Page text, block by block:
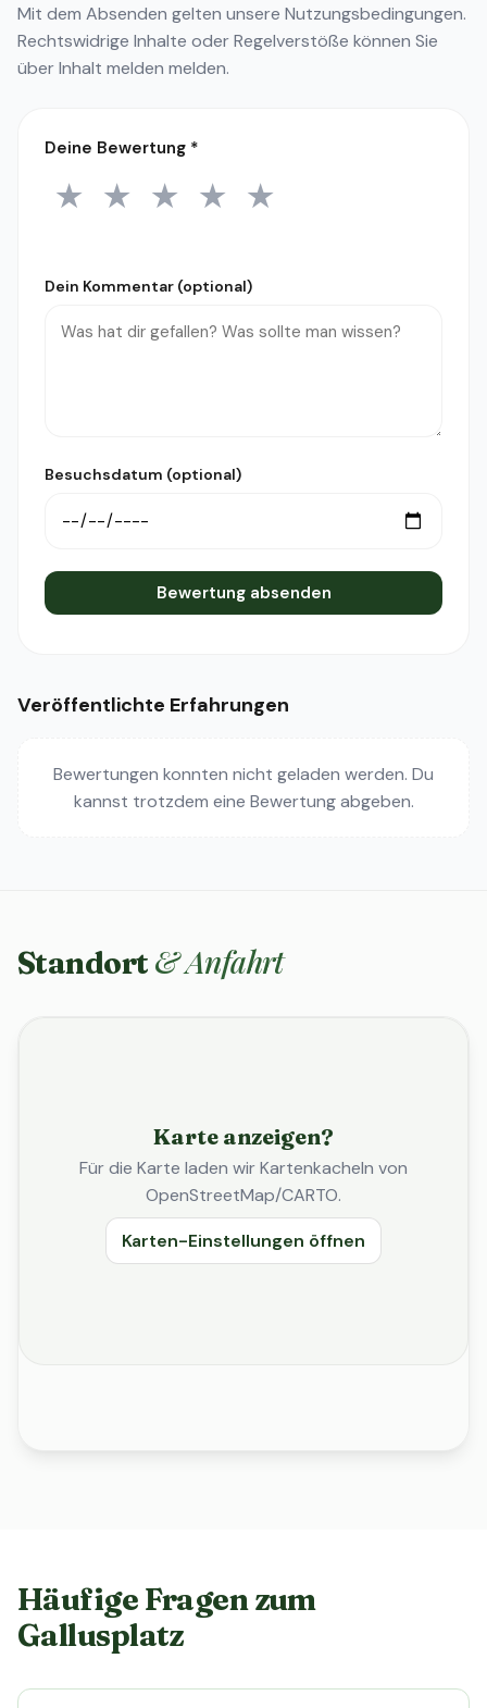
Mit dem Absenden gelten unsere Nutzungsbedingungen.
Rechtswidrige Inhalte oder Regelverstöße können Sie
überInhalt melden melden.
Deine Bewertung *
1 Stern
★ 2 Sterne
★ 3 Sterne
★ 4 Sterne
★ 5 Sterne
★
Dein Kommentar (optional)
Besuchsdatum (optional)
Bewertung absenden
Veröffentlichte Erfahrungen
Bewertungen konnten nicht geladen werden. Du
kannst trotzdem eine Bewertung abgeben.
Standort & Anfahrt
Karte anzeigen?
Für die Karte laden wir Kartenkacheln von
OpenStreetMap/CARTO.
Karten-Einstellungen öffnen
Häufige Fragen zum
Gallusplatz